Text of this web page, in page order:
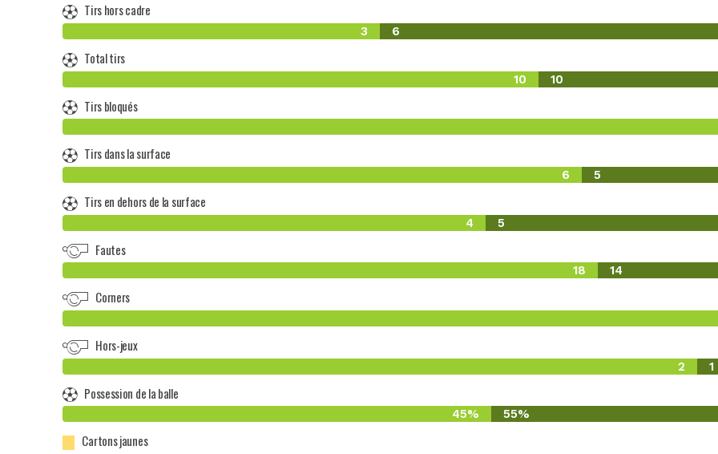
Tirs hors cadre
3 6
Total tirs
10 10
Tirs bloqués
Tirs dans la surface
6 5
Tirs en dehors de la surface
4 5
Fautes
18 14
Corners
Hors-jeux
2 1
Possession de la balle
45% 55%
Cartons jaunes